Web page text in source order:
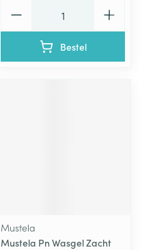
Bestel
Mustela
Mustela Pn Wasgel Zacht